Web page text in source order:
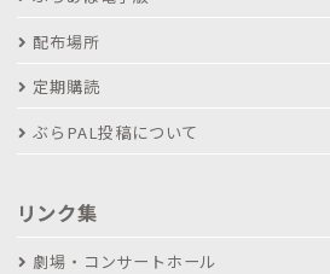
配布場所
定期購読
ぶらPAL投稿について
リンク集
劇場・コンサートホール